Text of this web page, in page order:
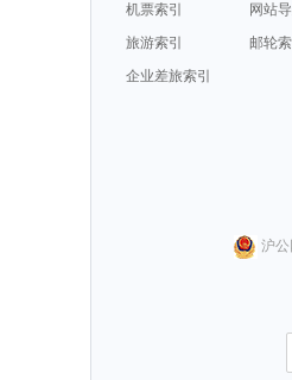
机票索引
网站
旅游索引
邮轮索
企业差旅索引
沪